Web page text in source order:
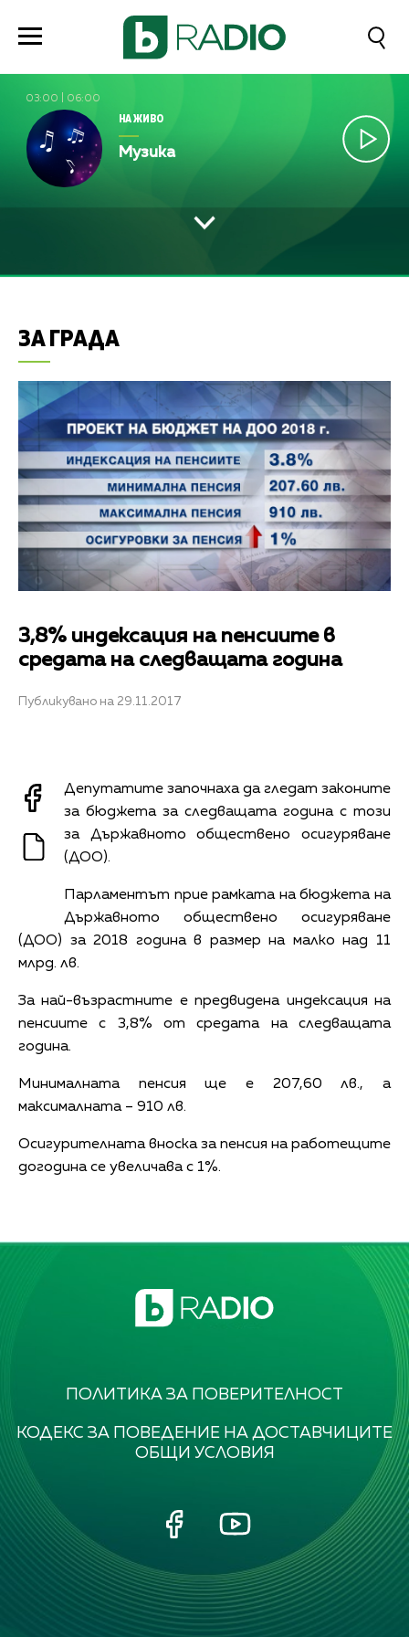
03:00 06:00
НА ЖИВО
Музика
ЗА ГРАДА
3,8% индексация на пенсиите в
средата на следващата година
Публикувано на 29.11.2017
Депутатите започнаха да гледат законите
за бюджета за следващата година с този
за Държавното обществено осигуряване
(ДОО).
Парламентът прие рамката на бюджета на
Държавното обществено осигуряване
(ДОО) за 2018 година в размер на малко над 11
млрд. лв.
За най-възрастните е предвидена индексация на
пенсиите с 3,8% от средата на следващата
година.
Минималната пенсия ще е 207,60 лв., а
максималната – 910 лв.
Осигурителната вноска за пенсия на работещите
догодина се увеличава с 1%.
ПОЛИТИКА ЗА ПОВЕРИТЕЛНОСТ
КОДЕКС ЗА ПОВЕДЕНИЕ НА ДОСТАВЧИЦИТЕ
ОБЩИ УСЛОВИЯ